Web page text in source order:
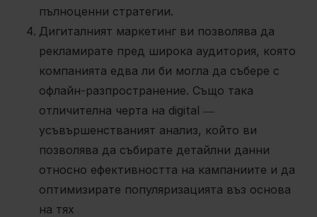
пълноценни стратегии.
Дигиталният маркетинг ви позволява да
рекламирате пред широка аудитория, която
компанията едва ли би могла да събере с
офлайн-разпространение. Също така
отличителна черта на digital ―
усъвършенстваният анализ, който ви
позволява да събирате детайлни данни
относно ефективността на кампаниите и да
оптимизирате популяризацията въз основа
на тях